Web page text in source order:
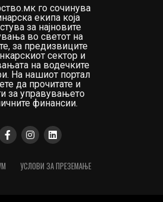
го сочинува
екипа која
за најновите
во светот на
за предизвиците
сектор и
на водечките
На нашиот портал
да прочитате и
за управувањето
финансии.
УСЛОВИ ЗА ПРЕЗЕМАЊЕ